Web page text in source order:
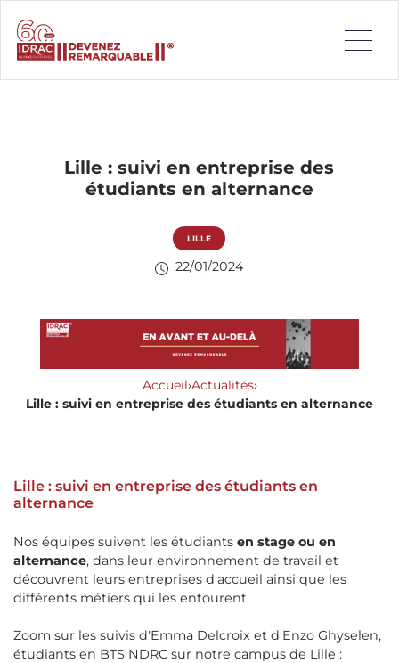
Lille : suivi en entreprise des
étudiants en alternance
LILLE
22/01/2024
Accueil›Actualités›
Lille : suivi en entreprise des étudiants en alternance
Lille : suivi en entreprise des étudiants en
alternance
Nos équipes suivent les étudiants en stage ou en
alternance, dans leur environnement de travail et
découvrent leurs entreprises d'accueil ainsi que les
différents métiers qui les entourent.
Zoom sur les suivis d'Emma Delcroix et d'Enzo Ghyselen,
étudiants en BTS NDRC sur notre campus de Lille :